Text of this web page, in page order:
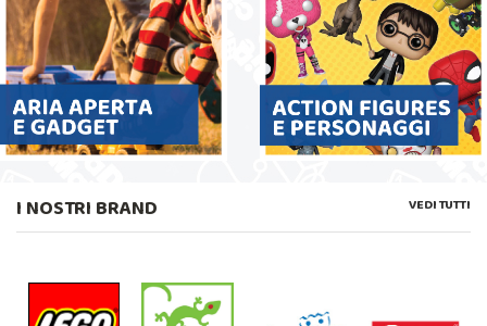
I NOSTRI BRAND VEDI TUTTI